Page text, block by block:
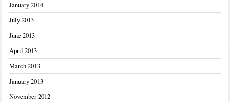
January 2014
July 2013
June 2013
April 2013
March 2013
January 2013
November 2012